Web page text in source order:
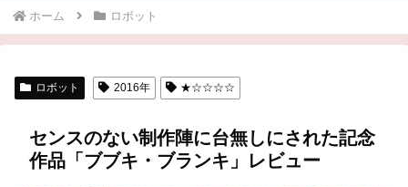
ホーム ロボット
ロボット 2016年 ★☆☆☆☆
センスのない制作陣に台無しにされた記念
作品「ブブキ・ブランキ」レビュー